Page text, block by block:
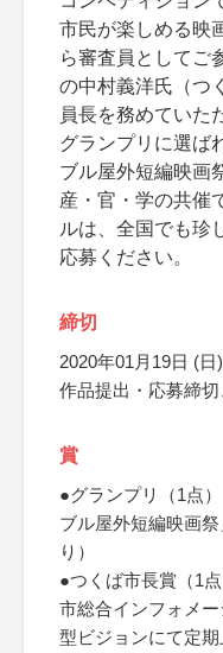
市民が楽しめる映
ら審査員としてご
の中村義洋氏（つ
員長を務めていた
グランプリに選ば
ブル屋外短編映画
産・官・学の共催
ルは、全国でも珍
応募ください。
締切
2020年01月19日 (日)
作品提出・応募締
賞
●グランプリ（1点
ブル屋外短編映画
り）
●つくば市長賞（1
市総合インフォメ
型ビジョンにて定